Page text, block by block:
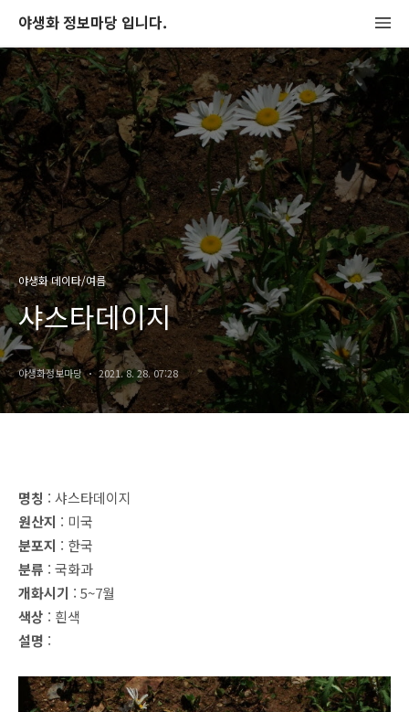
야생화 정보마당 입니다.
야생화 데이타/여름
샤스타데이지
야생화정보마당 2021. 8. 28. 07:28
명칭 : 샤스타데이지
원산지 : 미국
분포지 : 한국
분류 : 국화과
개화시기 : 5~7월
색상 : 흰색
설명 :